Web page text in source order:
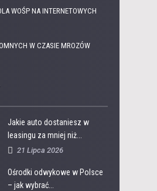
WOŚP NA INTERNETOWYCH
W CZASIE MROZÓW
Jakie auto dostaniesz w
leasingu za mniej niż...
21 Lipca 2026
Ośrodki odwykowe w Polsce
– jak wybrać...